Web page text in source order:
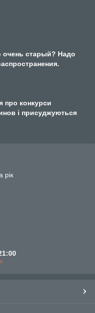
очень старый? Надо
про конкурси
і присуджуються
рік